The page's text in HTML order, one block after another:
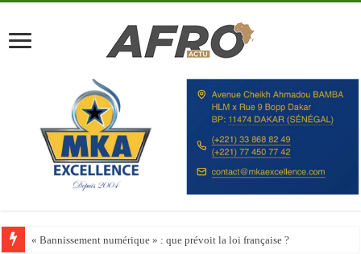
« Bannissement numérique » : que prévoit la loi française ?